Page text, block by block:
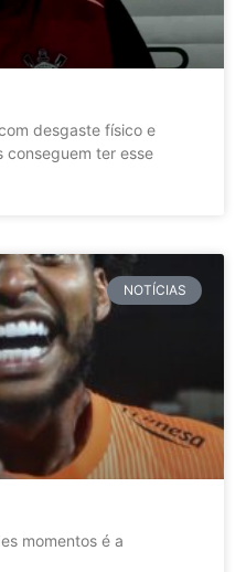
desgaste físico e
conseguem ter esse
NOTÍCIAS
momentos é a